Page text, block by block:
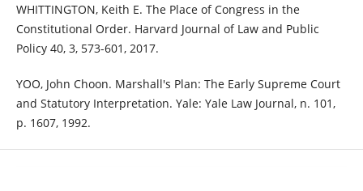
WHITTINGTON, Keith E. The Place of Congress in the
Constitutional Order. Harvard Journal of Law and Public
Policy 40, 3, 573-601, 2017.
YOO, John Choon. Marshall's Plan: The Early Supreme Court
and Statutory Interpretation. Yale: Yale Law Journal, n. 101,
p. 1607, 1992.